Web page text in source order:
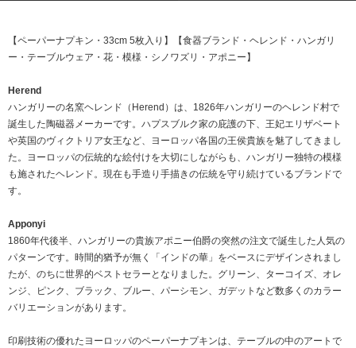
【ペーパーナプキン・33cm 5枚入り】【食器ブランド・ヘレンド・ハンガリ
ー・テーブルウェア・花・模様・シノワズリ・アポニー】
Herend
ハンガリーの名窯ヘレンド（Herend）は、1826年ハンガリーのヘレンド村で
誕生した陶磁器メーカーです。ハプスブルク家の庇護の下、王妃エリザベート
や英国のヴィクトリア女王など、ヨーロッパ各国の王侯貴族を魅了してきまし
た。ヨーロッパの伝統的な絵付けを大切にしながらも、ハンガリー独特の模様
も施されたヘレンド。現在も手造り手描きの伝統を守り続けているブランドで
す。
Apponyi
1860年代後半、ハンガリーの貴族アポニー伯爵の突然の注文で誕生した人気の
パターンです。時間的猶予が無く「インドの華」をベースにデザインされまし
たが、のちに世界的ベストセラーとなりました。グリーン、ターコイズ、オレ
ンジ、ピンク、ブラック、ブルー、パーシモン、ガデットなど数多くのカラー
バリエーションがあります。
印刷技術の優れたヨーロッパのペーパーナプキンは、テーブルの中のアートで